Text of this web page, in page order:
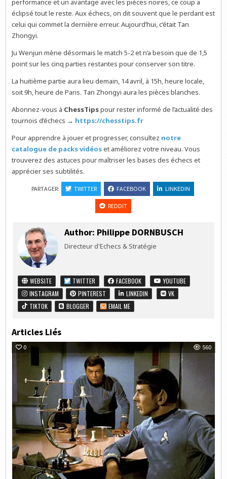
performance et un avantage avec les pièces noires, ce coup a
éclipsé tout le reste. Aux échecs, on dit souvent que le perdant est
celui qui commet la dernière erreur. Aujourd’hui, c’était Tan
Zhongyi.
Ju Wenjun mène désormais le match 5-2 et n’a besoin que de 1,5
point sur les cinq parties restantes pour conserver son titre.
La huitième partie aura lieu demain, 14 avril, à 15h, heure locale,
soit 9h, heure de Paris. Tan Zhongyi aura les pièces blanches.
Abonnez-vous à ChessTipspour rester informé de l’actualité des
tournois d’échecs → https://chesstips.fr
Pour apprendre à jouer et progresser, consultez notre
catalogue de packs vidéoset améliorez votre niveau. Vous
trouverez des astuces pour maîtriser les bases des échecs et
apprécier ses subtilités.
PARTAGER: TWITTER FACEBOOK LINKEDIN
REDDIT
Author: Philippe DORNBUSCH
Directeur d'Echecs & Stratégie
WEBSITE TWITTER FACEBOOK
YOUTUBE
INSTAGRAM
PINTEREST LINKEDIN
VK
TIKTOK
BLOGGER EMAIL ME
Articles Liés
0 560